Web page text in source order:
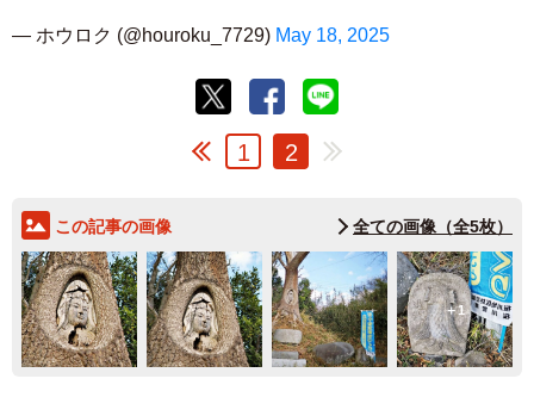
— ホウロク (@houroku_7729) May 18, 2025
1 2
この記事の画像 全ての画像（全5枚）
1